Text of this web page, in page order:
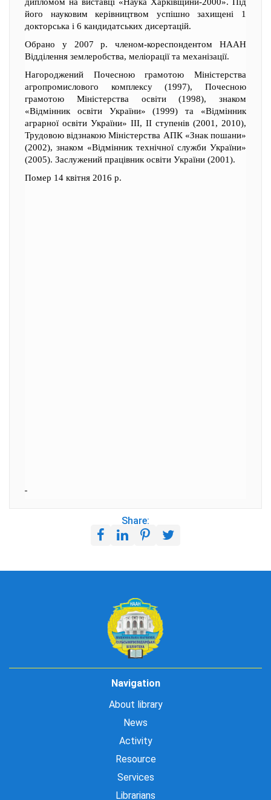
його науковим керівництвом успішно захищені 1
докторська і 6 кандидатських дисертацій.
Обрано у 2007 р. членом-кореспондентом НААН
Відділення землеробства, меліорації та механізації.
Нагороджений Почесною грамотою Міністерства
агропромислового комплексу (1997), Почесною
грамотою Міністерства освіти (1998), знаком
«Відмінник освіти України» (1999) та «Відмінник
аграрної освіти України» III, ІІ ступенів (2001, 2010),
Трудовою відзнакою Міністерства АПК «Знак пошани»
(2002), знаком «Відмінник технічної служби України»
(2005). Заслужений працівник освіти України (2001).
Помер 14 квітня 2016 р.
Share:
Navigation
About library
News
Activity
Resource
Services
Librarians